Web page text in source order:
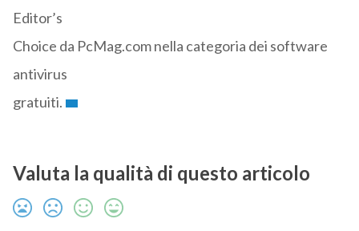
Editor’s
Choice da PcMag.com nella categoria dei software
antivirus
gratuiti.
Valuta la qualità di questo articolo